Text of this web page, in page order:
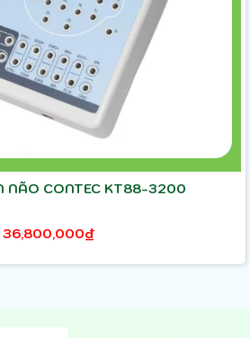
NÃO CONTEC KT88-3200
36,800,000₫